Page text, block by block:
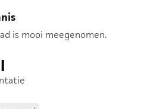
is mooi meegenomen.